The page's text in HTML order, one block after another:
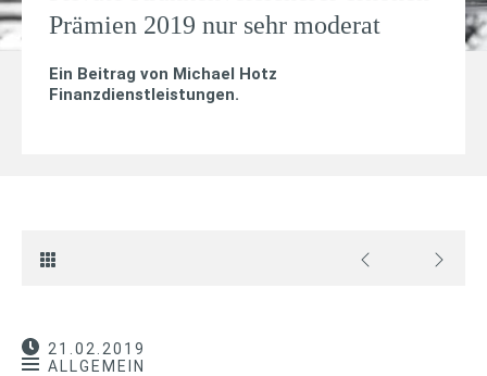
Prämien 2019 nur sehr moderat
Ein Beitrag von Michael Hotz
Finanzdienstleistungen.
21.02.2019
ALLGEMEIN